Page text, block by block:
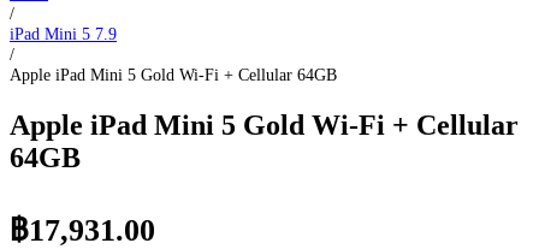
/
iPad Mini 5 7.9
/
Apple iPad Mini 5 Gold Wi-Fi + Cellular 64GB
Apple iPad Mini 5 Gold Wi-Fi + Cellular
64GB
฿17,931.00